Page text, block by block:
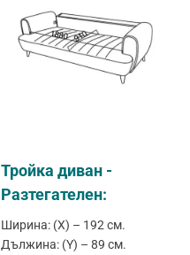
Тройка диван -
Разтегателен:
Ширина: (X) – 192 см.
Дължина: (Y) – 89 см.